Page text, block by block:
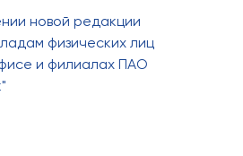
новой редакции
физических лиц
и филиалах ПАО